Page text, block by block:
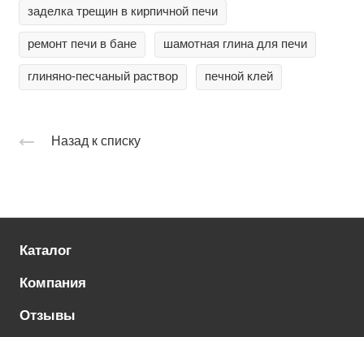
заделка трещин в кирпичной печи
ремонт печи в бане шамотная глина для печи
глиняно-песчаный раствор печной клей
Назад к списку
Каталог
Компания
Отзывы